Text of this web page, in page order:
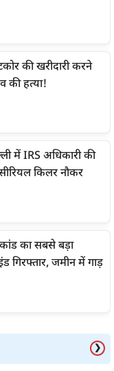
की खरीदारी करने
की हत्या!
में IRS अधिकारी की
किलर नौकर
का सबसे बड़ा
गिरफ्तार, जमीन में गाड़
❯